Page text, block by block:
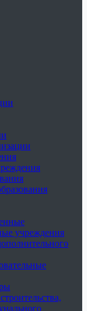
учреждения